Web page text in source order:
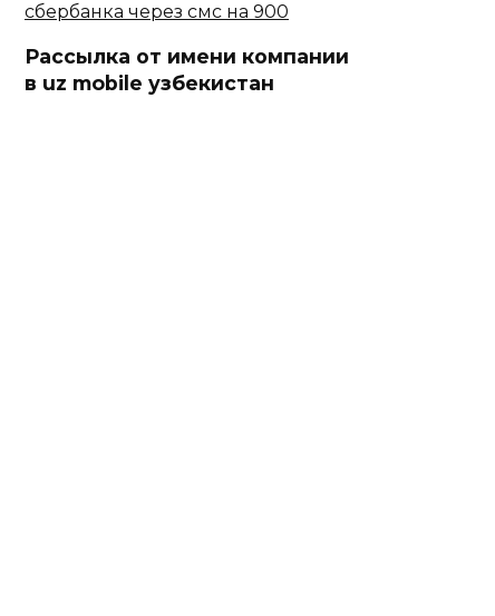
условие не является обязательным, однако в
Рассылка от имени компании
в uz mobile узбекистан